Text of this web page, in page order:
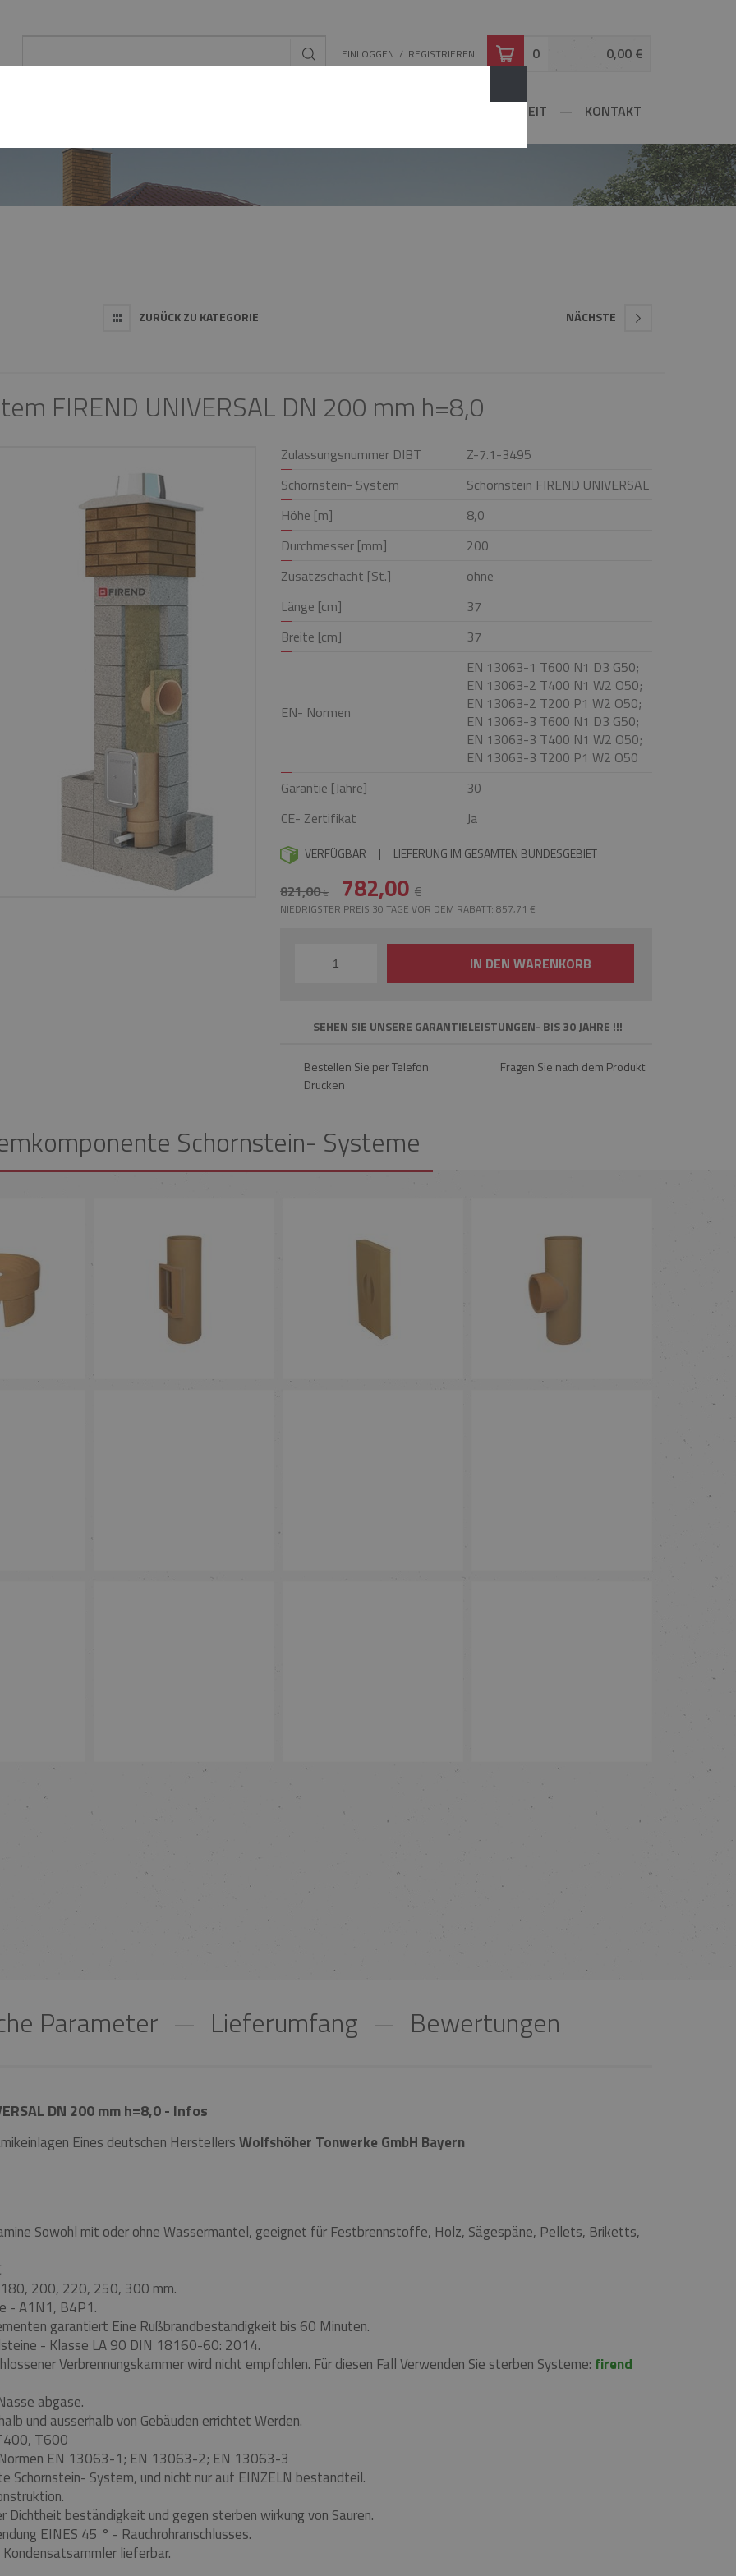
EINLOGGEN / REGISTRIEREN 0 0,00 €
ZUSAMMENARBEIT KONTAKT
ZURÜCK ZU KATEGORIE NÄCHSTE
FIREND UNIVERSAL DN 200 mm h=8,0
Zulassungsnummer DIBT
Z-7.1-3495
Schornstein- System
Schornstein FIREND UNIVERSAL
Höhe [m]
8,0
Durchmesser [mm]
200
Zusatzschacht [St.]
ohne
Länge [cm]
37
Breite [cm]
37
EN- Normen
EN 13063-1 T600 N1 D3 G50;
EN 13063-2 T400 N1 W2 O50;
EN 13063-2 T200 P1 W2 O50;
EN 13063-3 T600 N1 D3 G50;
EN 13063-3 T400 N1 W2 O50;
EN 13063-3 T200 P1 W2 O50
Garantie [Jahre]
30
CE- Zertifikat
Ja
VERFÜGBAR | LIEFERUNG IM GESAMTEN BUNDESGEBIET
821,00€ 782,00 €
NIEDRIGSTER PREIS 30 TAGE VOR DEM RABATT: 857,71 €
IN DEN WARENKORB
SEHEN SIE UNSERE GARANTIELEISTUNGEN- BIS 30 JAHRE !!!
Bestellen Sie per Telefon
Fragen Sie nach dem Produkt
Drucken
Schornstein- Systeme
Parameter Lieferumfang Bewertungen
DN 200 mm h=8,0 - Infos
Eines deutschen HerstellersWolfshöher Tonwerke GmbH Bayern
Sowohl mit oder ohne Wassermantel, geeignet für Festbrennstoffe, Holz, Sägespäne, Pellets, Briketts,
200, 220, 250, 300 mm.
- A1N1, B4P1.
garantiert Eine Rußbrandbeständigkeit bis 60 Minuten.
​​- Klasse LA 90 DIN 18160-60: 2014.
Verbrennungskammer wird nicht empfohlen. Für diesen Fall Verwenden Sie sterben Systeme: firend
abgase.
und ausserhalb von Gebäuden errichtet Werden.
T600
EN 13063-1; EN 13063-2; EN 13063-3
Schornstein- System, und nicht nur auf EINZELN bestandteil.
Dichtheit beständigkeit und gegen sterben wirkung von Sauren.
EINES 45 ° - Rauchrohranschlusses.
lieferbar.